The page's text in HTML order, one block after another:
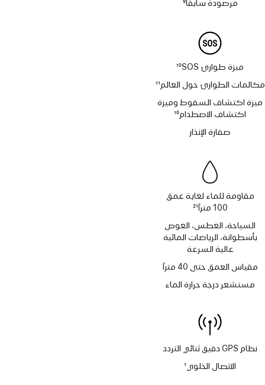
مرصودة سابقاً9
ميزة طوارئ SOS‏
10
مكالمات الطوارئ حول العالم11
ميزة اكتشاف السقوط وميزة
اكتشاف الاصطدام10
صفارة الإنذار
مقاومة للماء لغاية عمق
100 متراً
21
السباحة، الغطس، الغوص
بأسطوانة، الرياضات المائية
عالية السرعة
مقياس العمق حتى 40 متراً
مستشعر درجة حرارة الماء
نظام GPS دقيق ثنائي التردد
الاتصال الخلوي 1